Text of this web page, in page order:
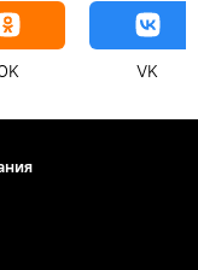
VK